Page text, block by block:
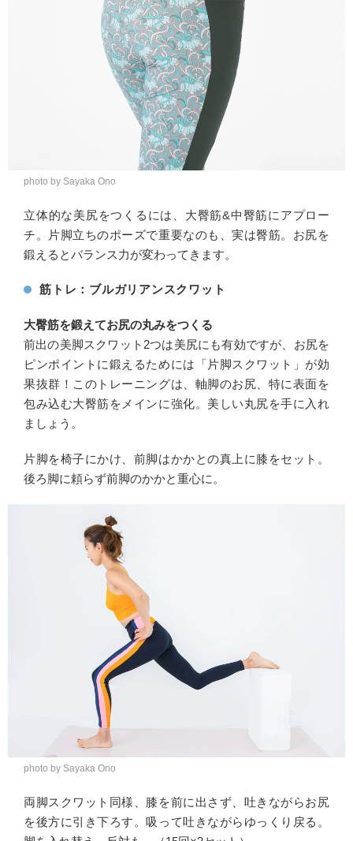
photo by Sayaka Ono
立体的な美尻をつくるには、大臀筋&中臀筋にアプロー
チ。片脚立ちのポーズで重要なのも、実は臀筋。お尻を
鍛えるとバランス力が変わってきます。
筋トレ：ブルガリアンスクワット
大臀筋を鍛えてお尻の丸みをつくる
前出の美脚スクワット2つは美尻にも有効ですが、お尻を
ピンポイントに鍛えるためには「片脚スクワット」が効
果抜群！このトレーニングは、軸脚のお尻、特に表面を
包み込む大臀筋をメインに強化。美しい丸尻を手に入れ
ましょう。
片脚を椅子にかけ、前脚はかかとの真上に膝をセット。
後ろ脚に頼らず前脚のかかと重心に。
photo by Sayaka Ono
両脚スクワット同様、膝を前に出さず、吐きながらお尻
を後方に引き下ろす。吸って吐きながらゆっくり戻る。